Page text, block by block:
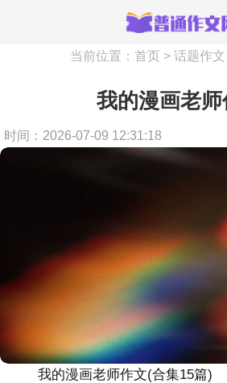
当前位置： 首页 > 话题作文
我的漫画老师
时间：2026-07-09 12:31:18
我的漫画老师作文(合集15篇)